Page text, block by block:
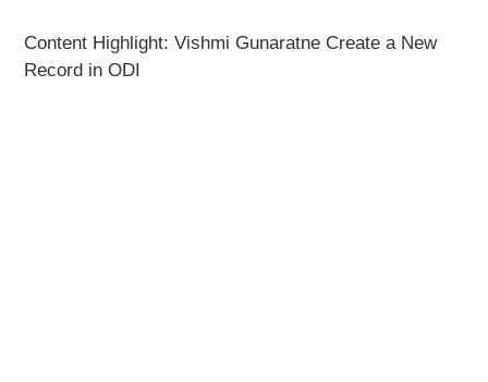
Content Highlight: Vishmi Gunaratne Create a New
Record in ODI